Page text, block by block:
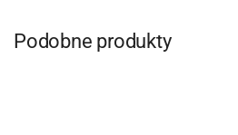
Podobne produkty